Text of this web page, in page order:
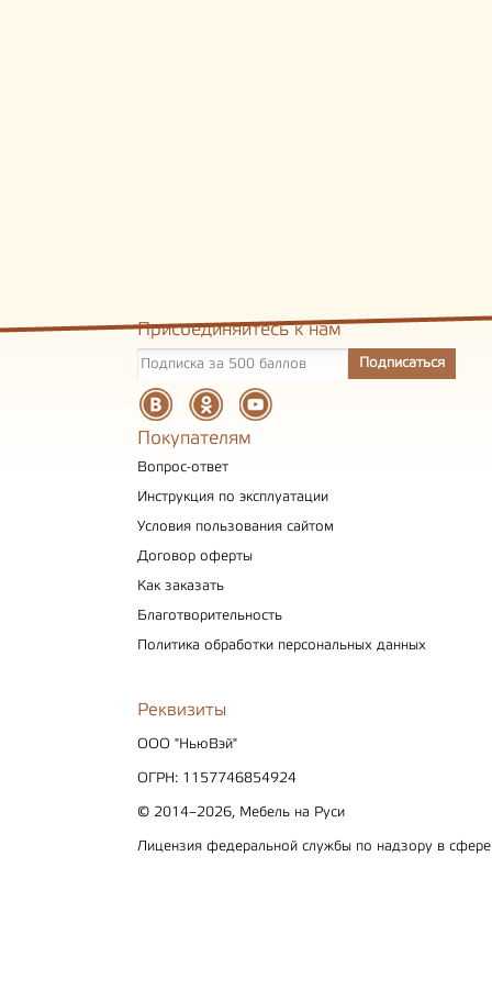
Присоединяйтесь к нам
Покупателям
Вопрос-ответ
Инструкция по эксплуатации
Условия пользования сайтом
Договор оферты
Как заказать
Благотворительность
Политика обработки персональных данных
Реквизиты
ООО "НьюВэй"
ОГРН: 1157746854924
© 2014–2026, Мебель на Руси
Лицензия федеральной службы по надзору в